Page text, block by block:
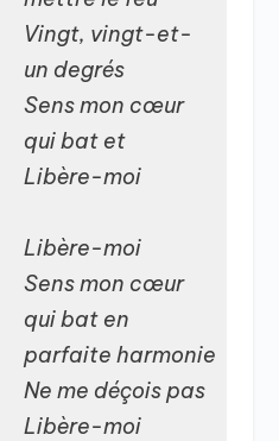
Vingt, vingt-et-
un degrés
Sens mon cœur
qui bat et
Libère-moi
Libère-moi
Sens mon cœur
qui bat en
parfaite harmonie
Ne me déçois pas
Libère-moi